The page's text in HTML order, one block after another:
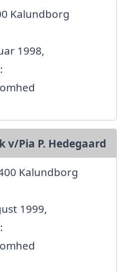
Kalundborg
1998,
v/Pia P. Hedegaard
Kalundborg
1999,